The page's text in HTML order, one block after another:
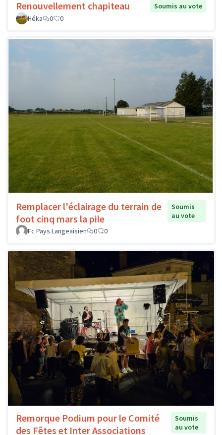
Renouvellement chapiteau
Soumis au vote
Héka
0 0
Remplacer l'éclairage du terrain de
foot cinq mars la pile
Soumis
au vote
Fc Pays Langeaisien
0 0
Remorque Podium pour le Comité
des Fêtes et Inter Associations
Soumis
au vote